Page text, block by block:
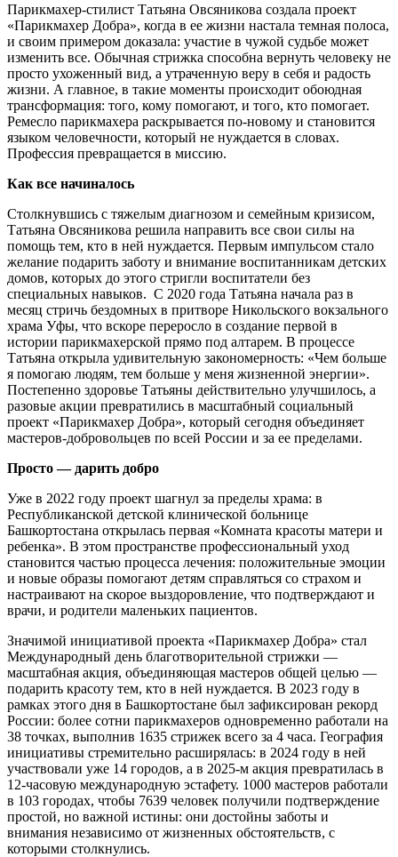
Парикмахер-стилист Татьяна Овсяникова создала проект
«Парикмахер Добра», когда в ее жизни настала темная полоса,
и своим примером доказала: участие в чужой судьбе может
изменить все. Обычная стрижка способна вернуть человеку не
просто ухоженный вид, а утраченную веру в себя и радость
жизни. А главное, в такие моменты происходит обоюдная
трансформация: того, кому помогают, и того, кто помогает.
Ремесло парикмахера раскрывается по-новому и становится
языком человечности, который не нуждается в словах.
Профессия превращается в миссию.
Как все начиналось
Столкнувшись с тяжелым диагнозом и семейным кризисом,
Татьяна Овсяникова решила направить все свои силы на
помощь тем, кто в ней нуждается. Первым импульсом стало
желание подарить заботу и внимание воспитанникам детских
домов, которых до этого стригли воспитатели без
специальных навыков. С 2020 года Татьяна начала раз в
месяц стричь бездомных в притворе Никольского вокзального
храма Уфы, что вскоре переросло в создание первой в
истории парикмахерской прямо под алтарем. В процессе
Татьяна открыла удивительную закономерность: «Чем больше
я помогаю людям, тем больше у меня жизненной энергии».
Постепенно здоровье Татьяны действительно улучшилось, а
разовые акции превратились в масштабный социальный
проект «Парикмахер Добра», который сегодня объединяет
мастеров-добровольцев по всей России и за ее пределами.
Просто — дарить добро
Уже в 2022 году проект шагнул за пределы храма: в
Республиканской детской клинической больнице
Башкортостана открылась первая «Комната красоты матери и
ребенка». В этом пространстве профессиональный уход
становится частью процесса лечения: положительные эмоции
и новые образы помогают детям справляться со страхом и
настраивают на скорое выздоровление, что подтверждают и
врачи, и родители маленьких пациентов.
Значимой инициативой проекта «Парикмахер Добра» стал
Международный день благотворительной стрижки —
масштабная акция, объединяющая мастеров общей целью —
подарить красоту тем, кто в ней нуждается. В 2023 году в
рамках этого дня в Башкортостане был зафиксирован рекорд
России: более сотни парикмахеров одновременно работали на
38 точках, выполнив 1635 стрижек всего за 4 часа. География
инициативы стремительно расширялась: в 2024 году в ней
участвовали уже 14 городов, а в 2025-м акция превратилась в
12-часовую международную эстафету. 1000 мастеров работали
в 103 городах, чтобы 7639 человек получили подтверждение
простой, но важной истины: они достойны заботы и
внимания независимо от жизненных обстоятельств, с
которыми столкнулись.